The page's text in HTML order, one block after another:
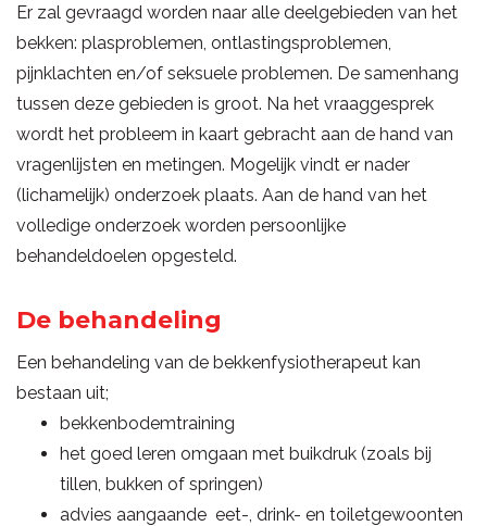
Er zal gevraagd worden naar alle deelgebieden van het
bekken: plasproblemen, ontlastingsproblemen,
pijnklachten en/of seksuele problemen. De samenhang
tussen deze gebieden is groot. Na het vraaggesprek
wordt het probleem in kaart gebracht aan de hand van
vragenlijsten en metingen. Mogelijk vindt er nader
(lichamelijk) onderzoek plaats. Aan de hand van het
volledige onderzoek worden persoonlijke
behandeldoelen opgesteld.
De behandeling
Een behandeling van de bekkenfysiotherapeut kan
bestaan uit;
bekkenbodemtraining
het goed leren omgaan met buikdruk (zoals bij
tillen, bukken of springen)
advies aangaande eet-, drink- en toiletgewoonten